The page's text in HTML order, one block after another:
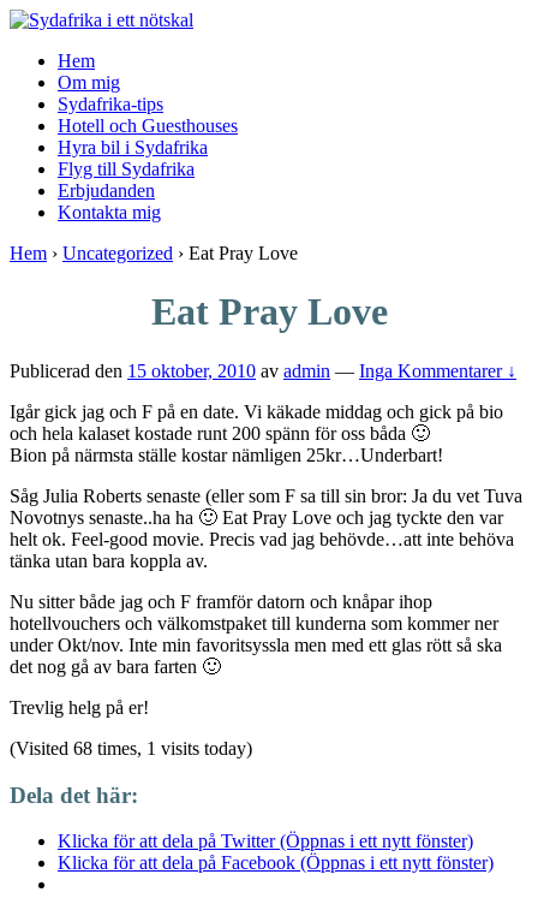
↓
Main
Content
Hem
Om mig
Sydafrika-tips
Hotell och Guesthouses
Hyra bil i Sydafrika
Flyg till Sydafrika
Erbjudanden
Kontakta mig
Hem › Uncategorized › Eat Pray Love
Eat Pray Love
Publicerad den 15 oktober, 2010 av admin — Inga Kommentarer ↓
Igår gick jag och F på en date. Vi käkade middag och gick på bio
och hela kalaset kostade runt 200 spänn för oss båda 🙂
Bion på närmsta ställe kostar nämligen 25kr…Underbart!
Såg Julia Roberts senaste (eller som F sa till sin bror: Ja du vet Tuva
Novotnys senaste..ha ha 🙂 Eat Pray Love och jag tyckte den var
helt ok. Feel-good movie. Precis vad jag behövde…att inte behöva
tänka utan bara koppla av.
Nu sitter både jag och F framför datorn och knåpar ihop
hotellvouchers och välkomstpaket till kunderna som kommer ner
under Okt/nov. Inte min favoritsyssla men med ett glas rött så ska
det nog gå av bara farten 🙂
Trevlig helg på er!
(Visited 68 times, 1 visits today)
Dela det här:
Klicka för att dela på Twitter (Öppnas i ett nytt fönster)
Klicka för att dela på Facebook (Öppnas i ett nytt fönster)